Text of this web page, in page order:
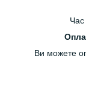
Час
Ви можете